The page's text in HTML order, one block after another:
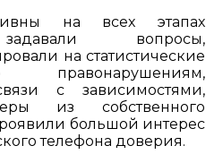
на всех этапах
вопросы,
на статистические
правонарушениям,
с зависимостями,
из собственного
большой интерес
телефона доверия.